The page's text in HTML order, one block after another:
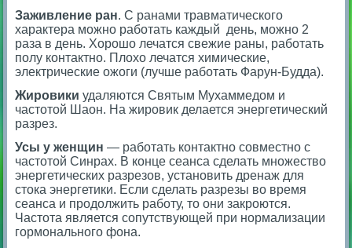
Заживление ран. С ранами травматического
характера можно работать каждый день, можно 2
раза в день. Хорошо лечатся свежие раны, работать
полу контактно. Плохо лечатся химические,
электрические ожоги (лучше работать Фарун-Будда).
Жировики удаляются Святым Мухаммедом и
частотой Шаон. На жировик делается энергетический
разрез.
Усы у женщин — работать контактно совместно с
частотой Синрах. В конце сеанса сделать множество
энергетических разрезов, установить дренаж для
стока энергетики. Если сделать разрезы во время
сеанса и продолжить работу, то они закроются.
Частота является сопутствующей при нормализации
гормонального фона.